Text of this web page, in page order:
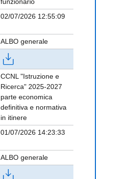
02/07/2026 12:55:09
ALBO generale
CCNL "Istruzione e
Ricerca" 2025-2027
parte economica
definitiva e normativa
in itinere
01/07/2026 14:23:33
ALBO generale